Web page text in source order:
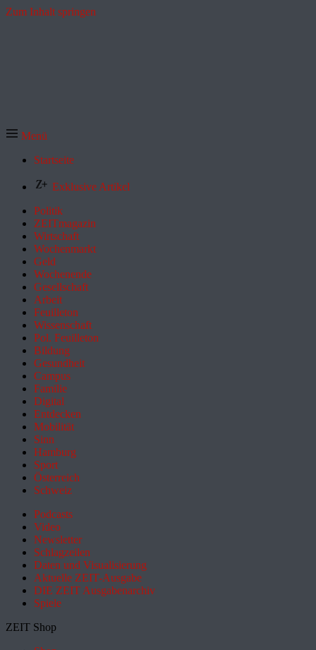
Zum Inhalt springen
Menü
Startseite
Exklusive Artikel
Politik
ZEITmagazin
Wirtschaft
Wochenmarkt
Geld
Wochenende
Gesellschaft
Arbeit
Feuilleton
Wissenschaft
Pol. Feuilleton
Bildung
Gesundheit
Campus
Familie
Digital
Entdecken
Mobilität
Sinn
Hamburg
Sport
Österreich
Schweiz
Podcasts
Video
Newsletter
Schlagzeilen
Daten und Visualisierung
Aktuelle ZEIT-Ausgabe
DIE ZEIT Ausgabenarchiv
Spiele
ZEIT Shop